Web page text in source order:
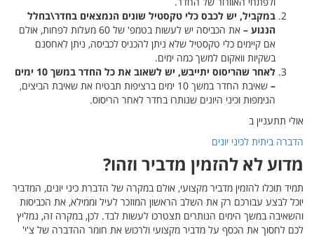
במקביל, יש לכבס כלי טקסטיל שונים הנמצאים בחדר\בחלל
הנגוע –
את הכביסה יש לעשות בטמפ' של 60 מעלות לפחות, אולם
אם קיימים כלי טקסטיל שלא ניתן להכניס לכביסה, ניתן לאחסנם
בשקיות וואקום למשך כמה ימים.
לאחר שהריסוס יתייבש, יש לשאוב את כל החדר במשך 10 ימים
–
שאיבת החדר במשך 10 ימים ברציפות תבטיח את שאיבת הביצים,
הנימפות וכיני היונים שנותרו בחדר לאחר הריסוס.
אולי תתעניין ב
הדברה ביתית לכיני יונים
מדוע לא להזמין מדביר וזהו?
תמיד תוכלו להזמין מדביר מקצועי, אולם במקרה של הדברת כיני יונים, המדביר
יוכל לבצע עבורכם רק את השלב הראשון המוזכר לעיל וממילא, את הכביסות
והשאיבה במשך הימים הנותרים תצטרכו לעשות לבד. לכן, במקרה זה, נמליץ
לכם לחסוך את הכסף על מדביר מקצועי ולרכוש את חומר ההדברה של צ'י'